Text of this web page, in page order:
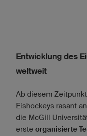
Entwicklung des
weltweit
Ab diesem
Eishockeys rasant
die McGill
erste organisierte